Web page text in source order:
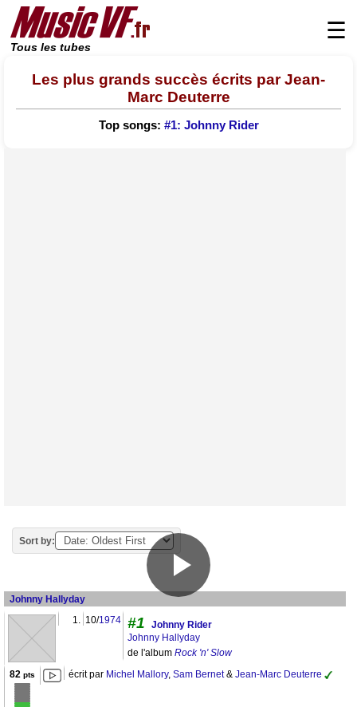
Tous les tubes
☰
Les plus grands succès écrits par Jean-
Marc Deuterre
Top songs: #1: Johnny Rider
Sort by:
Johnny Hallyday
1. 10/1974 #1
Johnny Rider
Johnny Hallyday
de l'album Rock 'n' Slow
82 pts écrit par Michel Mallory, Sam Bernet& Jean-Marc Deuterre